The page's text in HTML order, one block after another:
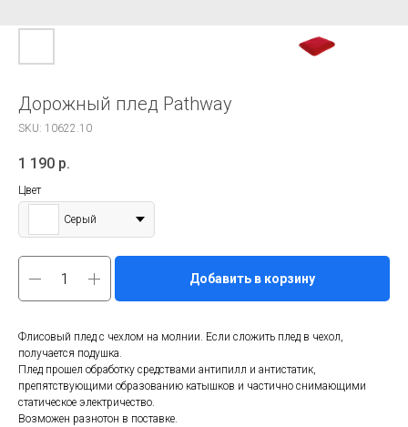
Дорожный плед Pathway
SKU: 10622.10
1 190 р.
Цвет
Серый
Добавить в корзину
Флисовый плед с чехлом на молнии. Если сложить плед в чехол,
получается подушка.
Плед прошел обработку средствами антипилл и антистатик,
препятствующими образованию катышков и частично снимающими
статическое электричество.
Возможен разнотон в поставке.